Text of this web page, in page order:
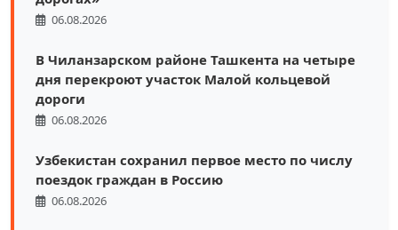
06.08.2026
В Чиланзарском районе Ташкента на четыре
дня перекроют участок Малой кольцевой
дороги
06.08.2026
Узбекистан сохранил первое место по числу
поездок граждан в Россию
06.08.2026